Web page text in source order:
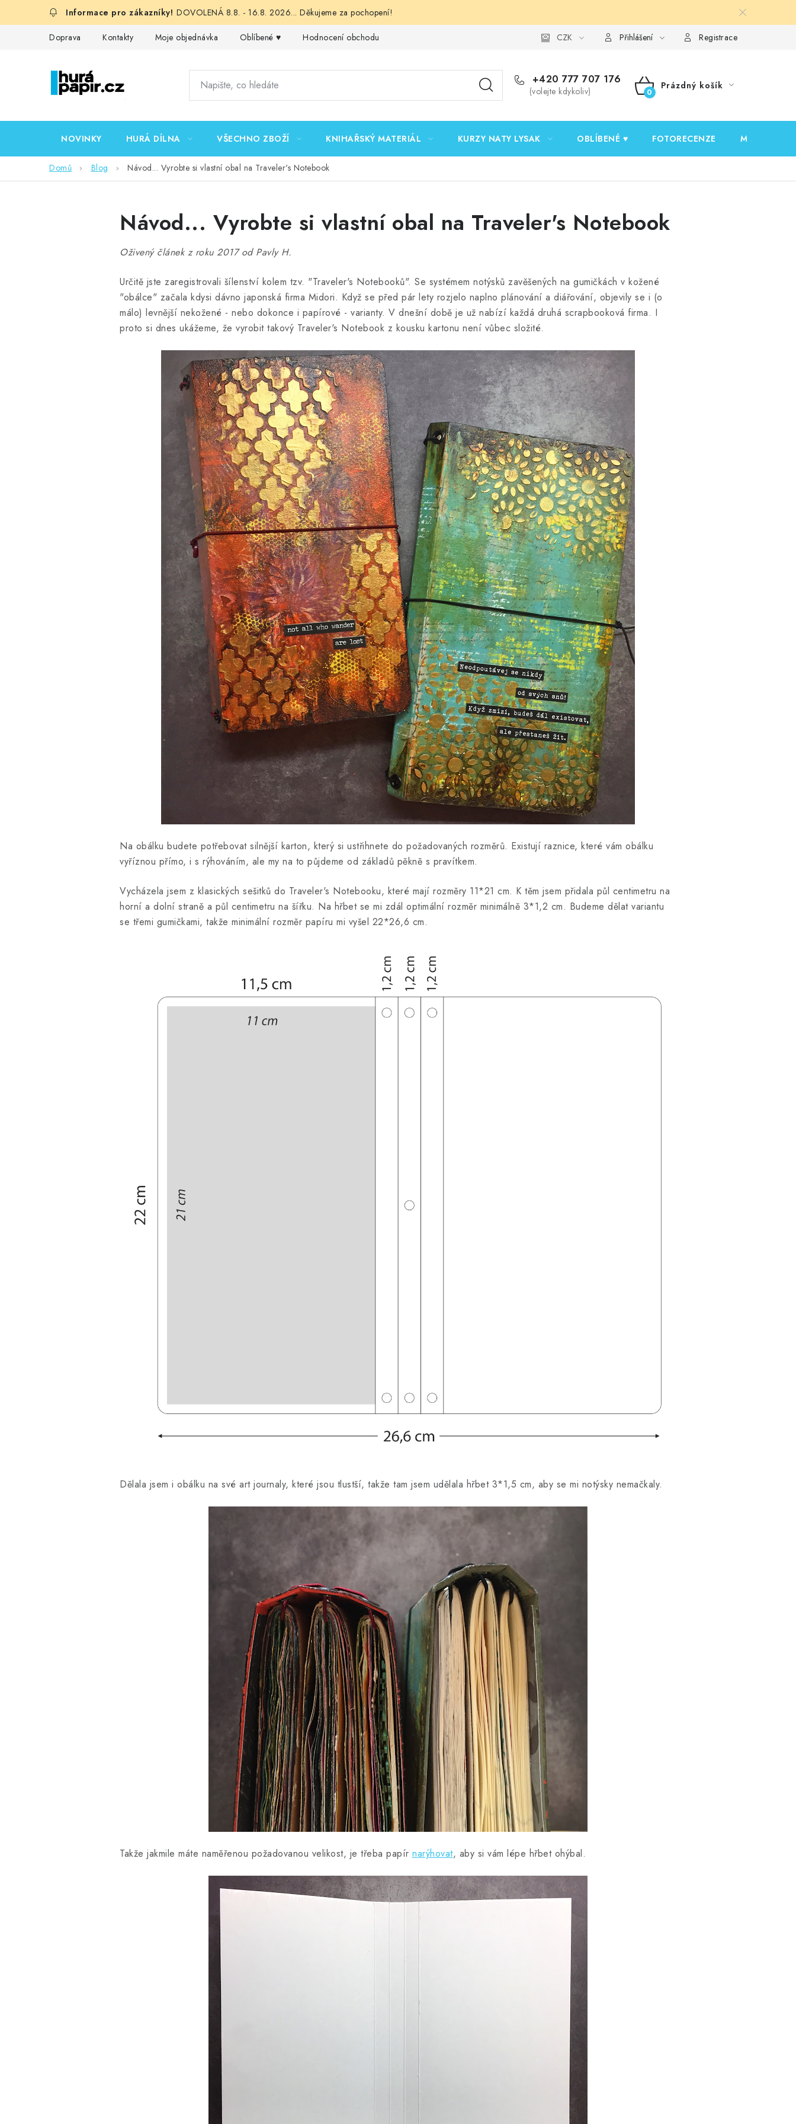
DOVOLENÁ 8.8. - 16.8. 2026... Děkujeme za pochopení!
Doprava Kontakty Moje objednávka Oblíbené ♥️ Hodnocení obchodu Podmínky ochrany osobních údajů Ověřování recenzí
CZK Přihlášení Registrace
+420 777 707 176
(volejte kdykoliv)
NÁKUPNÍ
Prázdný košík
NOVINKY HURÁ DÍLNA VŠECHNO ZBOŽÍ KNIHAŘSKÝ MATERIÁL KURZY NATY LYSAK OBLÍBENÉ ♥️ FOTORECENZE MOJE
Domů Blog Návod... Vyrobte si vlastní obal na Traveler's Notebook
Návod... Vyrobte si vlastní obal na Traveler's Notebook
Oživený článek z roku 2017 od Pavly H.
Určitě jste zaregistrovali šílenství kolem tzv. "Traveler's Notebooků". Se systémem notýsků zavěšených na gumičkách v kožené
"obálce" začala kdysi dávno japonská firma Midori. Když se před pár lety rozjelo naplno plánování a diářování, objevily se i (o
málo) levnější nekožené - nebo dokonce i papírové - varianty. V dnešní době je už nabízí každá druhá scrapbooková firma. I
proto si dnes ukážeme, že vyrobit takový Traveler's Notebook z kousku kartonu není vůbec složité.
Na obálku budete potřebovat silnější karton, který si ustřihnete do požadovaných rozměrů. Existují raznice, které vám obálku
vyříznou přímo, i s rýhováním, ale my na to půjdeme od základů pěkně s pravítkem.
Vycházela jsem z klasických sešitků do Traveler's Notebooku, které mají rozměry 11*21 cm. K těm jsem přidala půl centimetru na
horní a dolní straně a půl centimetru na šířku. Na hřbet se mi zdál optimální rozměr minimálně 3*1,2 cm. Budeme dělat variantu
se třemi gumičkami, takže minimální rozměr papíru mi vyšel 22*26,6 cm.
Dělala jsem i obálku na své art journaly, které jsou tlustší, takže tam jsem udělala hřbet 3*1,5 cm, aby se mi notýsky nemačkaly.
Takže jakmile máte naměřenou požadovanou velikost, je třeba papír narýhovat, aby si vám lépe hřbet ohýbal.